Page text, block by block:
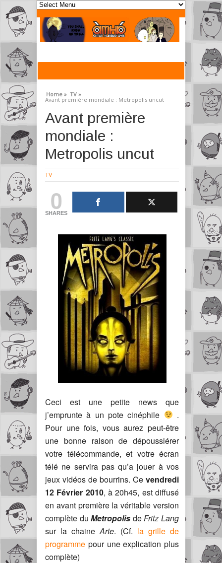
Home » TV »
Avant première mondiale : Metropolis uncut
Avant première
mondiale :
Metropolis uncut
TV
0
SHARES
Ceci est une petite news que
j’emprunte à un pote cinéphile
.
Pour une fois, vous aurez peut-être
une bonne raison de dépoussiérer
votre télécommande, et votre écran
télé ne servira pas qu’a jouer à vos
jeux vidéos de bourrins. Ce vendredi
12 Février 2010, à 20h45, est diffusé
en avant première la véritable version
complète duMetropolis deFritz Lang
sur la chaineArte. (Cf. la grille de
programme pour une explication plus
complète)